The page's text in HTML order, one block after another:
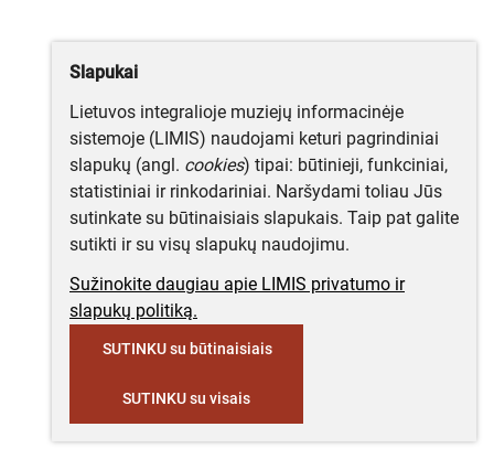
Slapukai
Lietuvos integralioje muziejų informacinėje
sistemoje (LIMIS) naudojami keturi pagrindiniai
slapukų (angl. cookies) tipai: būtinieji, funkciniai,
statistiniai ir rinkodariniai. Naršydami toliau Jūs
sutinkate su būtinaisiais slapukais. Taip pat galite
sutikti ir su visų slapukų naudojimu.
Sužinokite daugiau apie LIMIS privatumo ir
slapukų politiką.
SUTINKU su būtinaisiais
SUTINKU su visais